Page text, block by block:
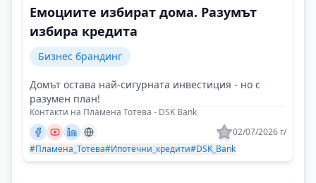
Емоциите избират дома. Разумът
избира кредита
Бизнес брандинг
Домът остава най-сигурната инвестиция - но с
разумен план!
Контакти на Пламена Тотева - DSK Bank
02/07/2026 г/
#Пламена_Тотева#Ипотечни_кредити#DSK_Bank